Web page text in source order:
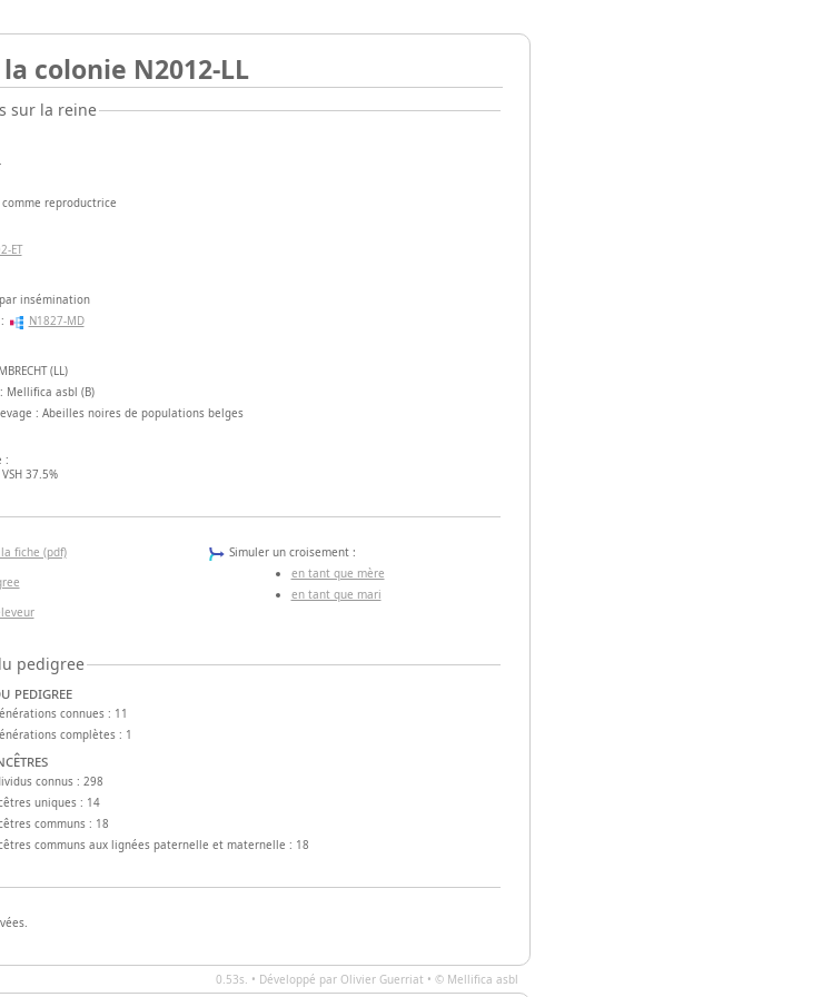
colonie N2012-LL
sur la reine
reproductrice
ET
insémination
N1827-MD
(LL)
Mellifica asbl (B)
: Abeilles noires de populations belges
:
37.5%
fiche (pdf)
Simuler un croisement :
en tant que mère
en tant que mari
pedigree
pedigree
connues : 11
complètes : 1
connus : 298
uniques : 14
communs : 18
communs aux lignées paternelle et maternelle : 18
0.53s. • Développé par Olivier Guerriat • © Mellifica asbl